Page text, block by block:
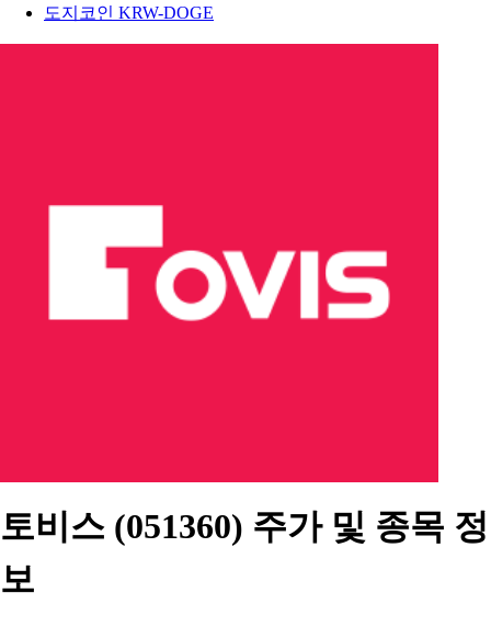
도지코인 KRW-DOGE
토비스 (051360) 주가 및 종목 정
보